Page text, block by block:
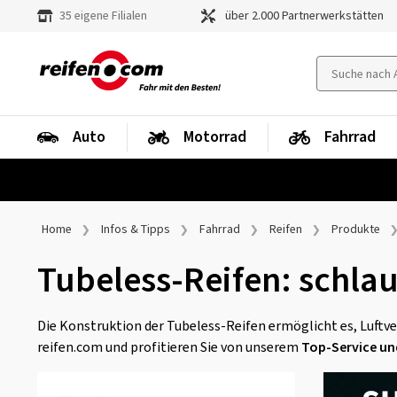
35 eigene Filialen über 2.000 Partnerwerkstätten
Auto Motorrad Fahrrad
Home Infos & Tipps Fahrrad Reifen Produkte
Tubeless-Reifen:
Die Konstruktion der Tubeless-Reifen ermöglicht es,
reifen.com und profitieren Sie von unserem Top-Service